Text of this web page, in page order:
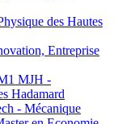
des Hautes
Entreprise
MJH -
Hadamard
- Mécanique